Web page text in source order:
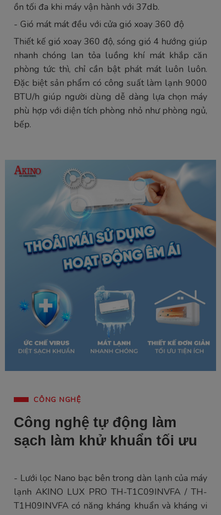
ồn tối đa khi máy vận hành với 37db.
- Gió mát mát đều với cửa gió xoay 360 độ
Thiết kế gió xoay 360 độ, sóng gió 4 hướng giúp
nhanh chóng lan tỏa luồng khí mát khắp căn
phòng tức thì, chỉ cần bật phát mát luôn luôn.
Đặc biệt sản phẩm có công suất làm lạnh 9000
BTU/h giúp người dùng dễ dàng lựa chọn máy
phù hợp với diện tích phòng nhỏ như phòng ngủ,
bếp.
CÔNG NGHỆ
Công nghệ tự động làm
sạch làm khử khuẩn tối ưu
- Lưới lọc Nano bạc bên trong dàn lạnh của máy
lạnh AKINO LUX PRO TH-T1C09INVFA / TH-
T1H09INVFA có năng kháng khuẩn và kháng vi